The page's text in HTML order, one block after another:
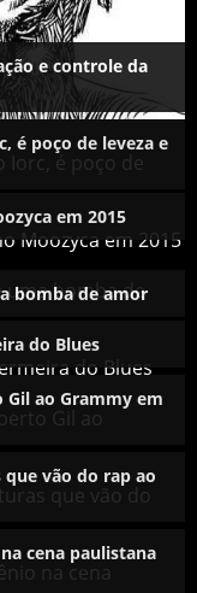
e controle da
é poço de leveza e
em 2015
bomba de amor
do Blues
ao Grammy em
vão do rap ao
cena paulistana